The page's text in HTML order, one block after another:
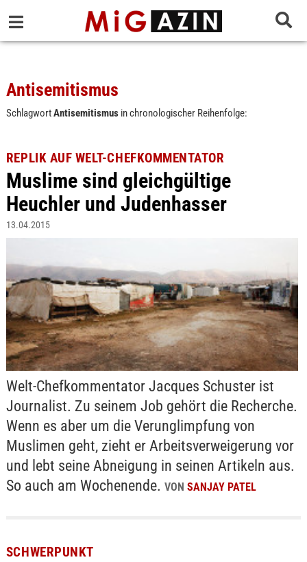
Antisemitismus
SchlagwortAntisemitismusin chronologischer Reihenfolge:
REPLIK AUF WELT-CHEFKOMMENTATOR
Muslime sind gleichgültige
Heuchler und Judenhasser
13.04.2015
Welt-Chefkommentator Jacques Schuster ist
Journalist. Zu seinem Job gehört die Recherche.
Wenn es aber um die Verunglimpfung von
Muslimen geht, zieht er Arbeitsverweigerung vor
und lebt seine Abneigung in seinen Artikeln aus.
So auch am Wochenende. VON SANJAY PATEL
SCHWERPUNKT